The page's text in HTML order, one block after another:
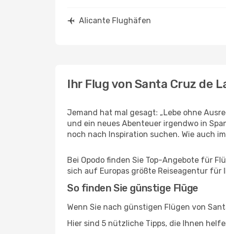
Alicante Flughäfen
Ihr Flug von Santa Cruz de
Jemand hat mal gesagt: „Lebe ohne
und ein neues Abenteuer irgendwo in
noch nach Inspiration suchen. Wie auch
Bei Opodo finden Sie Top-Angebote für
sich auf Europas größte Reiseagentur für
So finden Sie günstige Flüge
Wenn Sie nach günstigen Flügen von
Hier sind 5 nützliche Tipps, die Ihnen